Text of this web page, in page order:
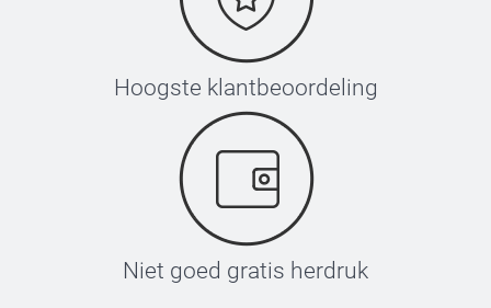
Hoogste klantbeoordeling
Niet goed gratis herdruk